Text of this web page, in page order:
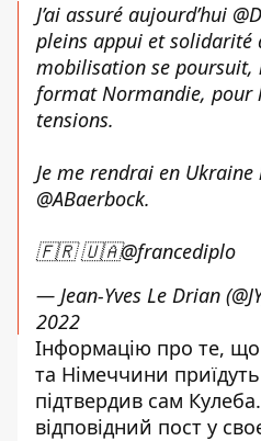
J’ai assuré aujourd’hui
pleins appui et solidarité
mobilisation se poursuit,
format Normandie, pour
tensions.
Je me rendrai en
@ABaerbock.
🇫🇷 🇺🇦@francediplo
— Jean-Yves Le Drian
2022
Інформацію про те,
та Німеччини
підтвердив сам
відповідний пост у